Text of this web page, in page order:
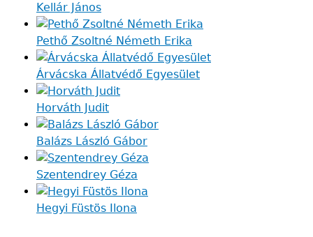
Kellár János
Pethő Zsoltné Németh Erika
Árvácska Állatvédő Egyesület
Horváth Judit
Balázs László Gábor
Szentendrey Géza
Hegyi Füstös Ilona